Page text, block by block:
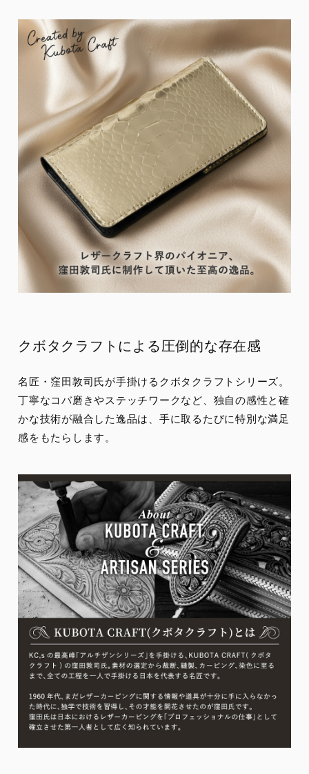
クボタクラフトによる圧倒的な存在感
名匠・窪田敦司氏が手掛けるクボタクラフトシリーズ。
丁寧なコバ磨きやステッチワークなど、独自の感性と確
かな技術が融合した逸品は、手に取るたびに特別な満足
感をもたらします。